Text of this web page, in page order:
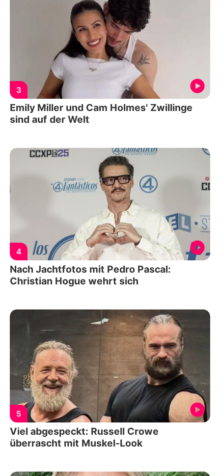
3
Emily Miller und Cam Holmes' Zwillinge
sind auf der Welt
4
Nach Jachtfotos mit Pedro Pascal:
Christian Hogue wehrt sich
5
Viel abgespeckt: Russell Crowe
überrascht mit Muskel-Look